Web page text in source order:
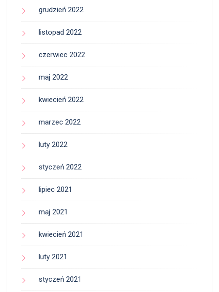
grudzień 2022
listopad 2022
czerwiec 2022
maj 2022
kwiecień 2022
marzec 2022
luty 2022
styczeń 2022
lipiec 2021
maj 2021
kwiecień 2021
luty 2021
styczeń 2021